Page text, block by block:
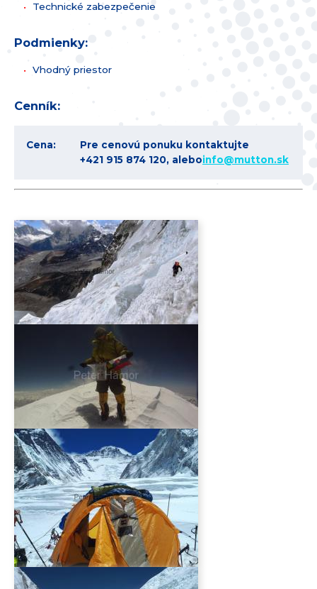
Technické zabezpečenie
Podmienky:
Vhodný priestor
Cenník:
Cena:
Pre cenovú ponuku kontaktujte
+421 915 874 120, aleboinfo@mutton.sk